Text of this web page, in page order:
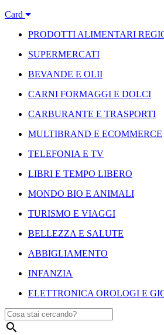
Card
PRODOTTI ALIMENTARI
SUPERMERCATI
BEVANDE E OLII
CARNI FORMAGGI E DOLCI
CARBURANTE E TRASPORTI
MULTIBRAND E ECOMMERCE
TELEFONIA E TV
LIBRI E TEMPO LIBERO
MONDO BIO E ANIMALI
TURISMO E VIAGGI
BELLEZZA E SALUTE
ABBIGLIAMENTO
INFANZIA
ELETTRONICA OROLOGI E
